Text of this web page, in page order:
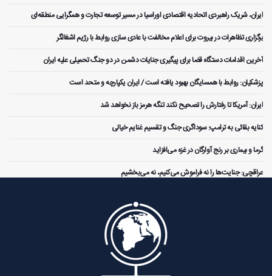
ایران، شریک راهبردی اتحادیه اقتصادی اوراسیا در مسیر توسعه تجارت و همگرایی منطقه‌ای
برگزاری تظاهرات در بیروت برای اعلام مخالفت با عادی سازی روابط با رژیم اشغالگر
آخرین اقدامات دستگاه قضا برای پیگیری جنایات دشمن در دو جنگ تحمیلی علیه ایران
پزشکیان: روابط با همسایگان بهبود یافته است / ایران یکپارچه و متحد است
ایران: آمریکا تا رفتارش را تصحیح نکند تنگه هرمز باز نخواهد شد
کنایه بقائی به ترامپ: سوداگری جنگ و تقسیم غنایم خیالی
گرما و بیماری بر رنج آوارگان در غزه می‌افزاید
عراقچی: جنایت‌ها را نه فراموش می‌کنیم، نه می‌بخشیم